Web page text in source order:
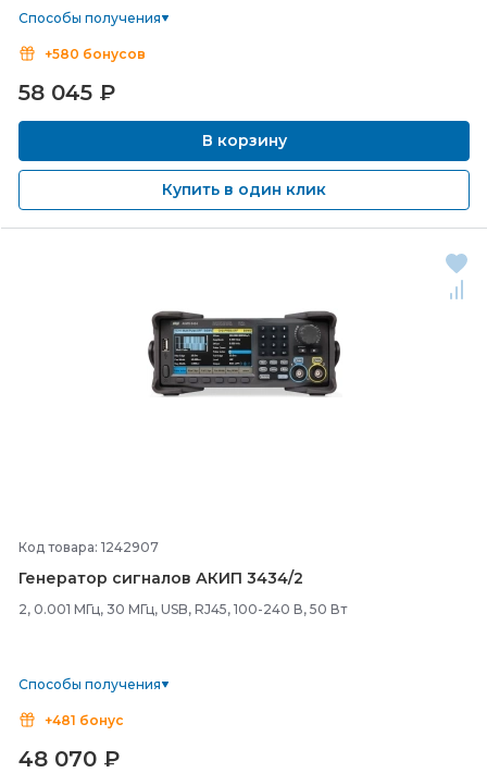
Способы получения
+580 бонусов
58 045 ₽
В корзину
Купить в один клик
Код товара: 1242907
Генератор сигналов АКИП 3434/2
2, 0.001 МГц, 30 МГц, USB, RJ45, 100-240 В, 50 Вт
Способы получения
+481 бонус
48 070 ₽